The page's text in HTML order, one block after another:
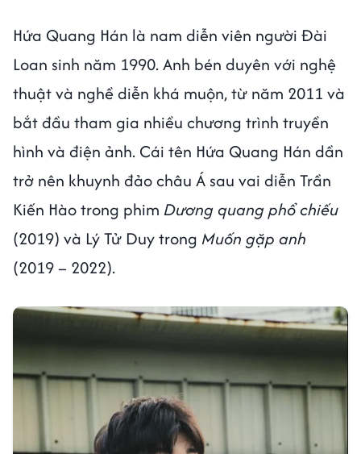
Hứa Quang Hán là nam diễn viên người Đài
Loan sinh năm 1990. Anh bén duyên với nghệ
thuật và nghề diễn khá muộn, từ năm 2011 và
bắt đầu tham gia nhiều chương trình truyền
hình và điện ảnh. Cái tên Hứa Quang Hán dần
trở nên khuynh đảo châu Á sau vai diễn Trần
Kiến Hào trong phim Dương quang phổ chiếu
(2019) và Lý Tử Duy trong Muốn gặp anh
(2019 – 2022).